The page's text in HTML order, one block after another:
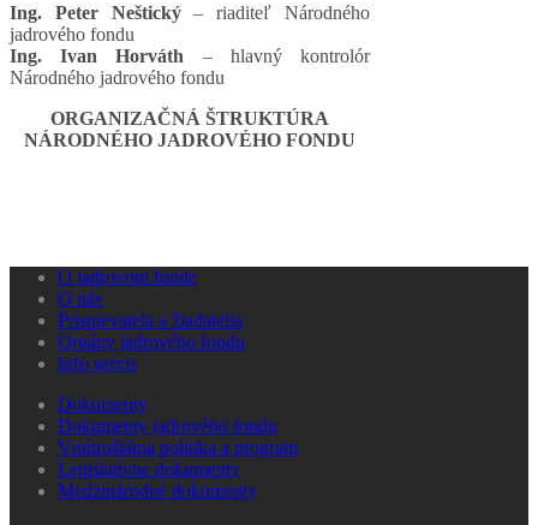
Ing. Peter Neštický– riaditeľ Národného
jadrového fondu
Ing. Ivan Horváth – hlavný kontrolór
Národného jadrového fondu
ORGANIZAČNÁ ŠTRUKTÚRA
NÁRODNÉHO JADROVÉHO FONDU
O jadrovom fonde
O nás
Prispievatela a žiadatelia
Orgány jadrového fondu
Info servis
Dokumenty
Dokumenty jadrového fondu
Vnútroštátna politika a program
Legislatívne dokumenty
Medzinárodné dokumenty